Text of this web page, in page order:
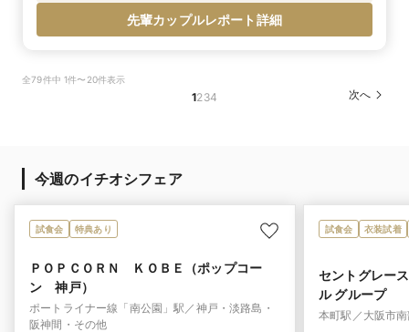
#サンクスバイト #抽選会 #演出
先輩カップルレポート詳細
全79件中 1件〜20件表示
1234 次へ
今週のイチオシフェア
試食会 特典あり
ＰＯＰＣＯＲＮ ＫＯＢＥ（ポップコー
ン 神戸）
ポートライナー線「南公園」駅／神戸・淡路島・
阪神間・その他
試食会 衣装試着
セントグレー
ル グループ
本町駅／大阪市